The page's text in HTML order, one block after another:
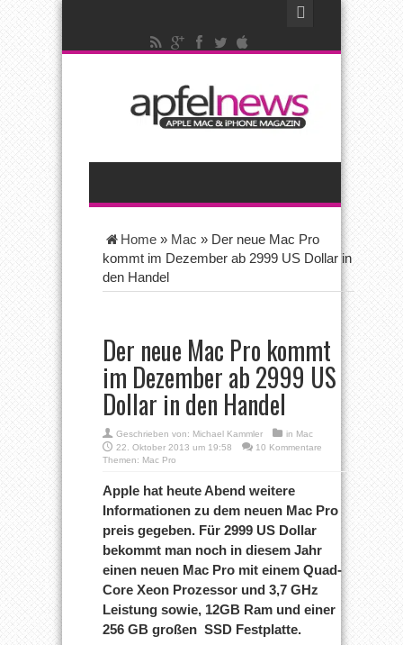
Home » Mac » Der neue Mac Pro
kommt im Dezember ab 2999 US Dollar in
den Handel
Der neue Mac Pro kommt
im Dezember ab 2999 US
Dollar in den Handel
Geschrieben von: Michael Kammler in Mac
22. Oktober 2013 um 19:58
10 Kommentare
Themen: Mac Pro
Apple hat heute Abend weitere
Informationen zu dem neuen Mac Pro
preis gegeben. Für 2999 US Dollar
bekommt man noch in diesem Jahr
einen neuen Mac Pro mit einem Quad-
Core Xeon Prozessor und 3,7 GHz
Leistung sowie, 12GB Ram und einer
256 GB großen SSD Festplatte.